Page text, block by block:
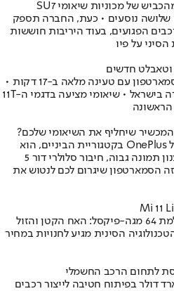
הרגולטור הסיני הורה על הורדה מהכביש של מכוניות שיאומי SU7
שלושה נוסעים • כעת, החברה תספק
הפגועים, בעוד היריבות חוששות
על פיו
וטאבלט חדשים
המכשירים החדשים של שיאומי: סמארטפון עם טעינה מלאה ב-17 דקות •
טאבלט אנדרואיד ראשון של החברה בישראל • שיאומי מציעה בדגמי ה-11T
ה-Nord CE 5G הוא המתחרה של OnePlus בקטגוריית הביניים, הוא
כולל מסך AMOLED עם קצב ריענון תמונה גבוה, חיבור סלולרי דור 5
האם זה הסמארטפון שיגרום לכם לנטוש את
מסך בקצב רענון של 90 הרץ ומצלמת 64 מגה-פיקסל: האח הקטן והזול
הסינית מגיע לחנויות במחיר
לתחום הרכב החשמלי
תשקיע 10 מיליארד דולר בפיתוח חטיבה לייצור רכבים